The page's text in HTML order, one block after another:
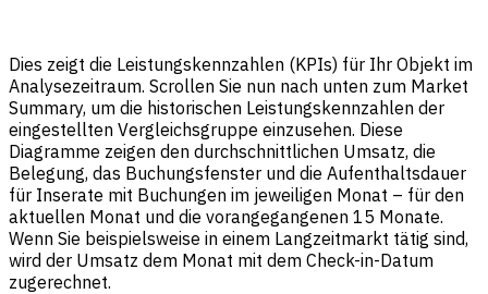
Dies zeigt die Leistungskennzahlen (KPIs) für Ihr Objekt im
Analysezeitraum. Scrollen Sie nun nach unten zum Market
Summary, um die historischen Leistungskennzahlen der
eingestellten Vergleichsgruppe einzusehen. Diese
Diagramme zeigen den durchschnittlichen Umsatz, die
Belegung, das Buchungsfenster und die Aufenthaltsdauer
für Inserate mit Buchungen im jeweiligen Monat – für den
aktuellen Monat und die vorangegangenen 15 Monate.
Wenn Sie beispielsweise in einem Langzeitmarkt tätig sind,
wird der Umsatz dem Monat mit dem Check-in-Datum
zugerechnet.